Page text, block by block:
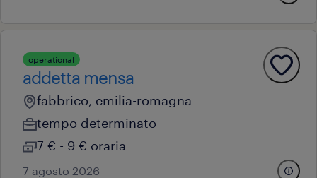
operational
addetta mensa
fabbrico, emilia-romagna
tempo determinato
7 € - 9 € oraria
7 agosto 2026